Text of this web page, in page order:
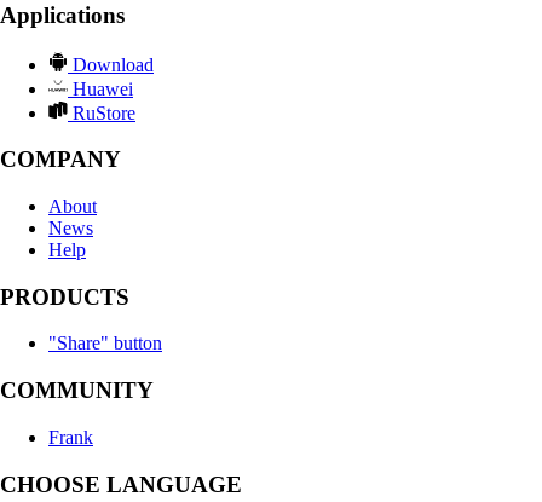
Applications
Download
Huawei
RuStore
COMPANY
About
News
Help
PRODUCTS
"Share" button
COMMUNITY
Frank
CHOOSE LANGUAGE